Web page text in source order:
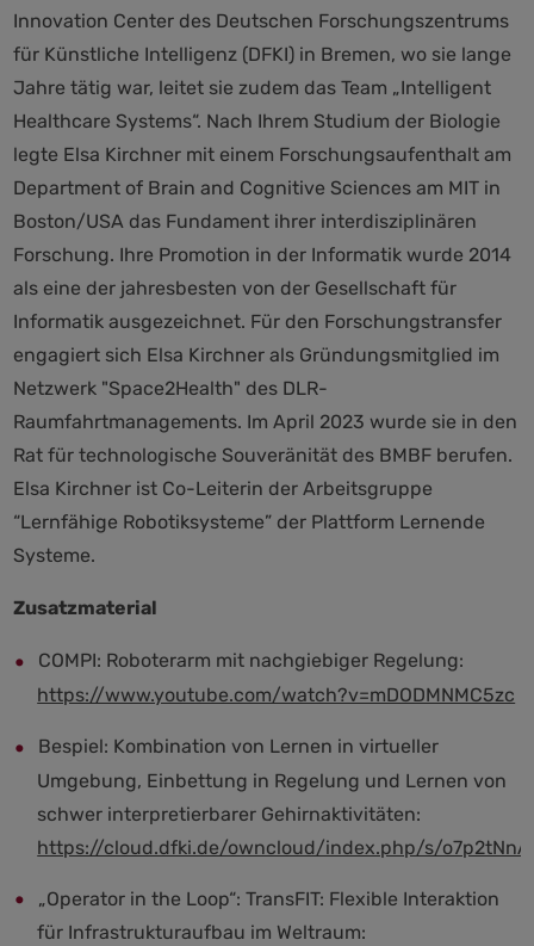
Innovation Center des Deutschen Forschungszentrums
für Künstliche Intelligenz (DFKI) in Bremen, wo sie lange
Jahre tätig war, leitet sie zudem das Team „Intelligent
Healthcare Systems“. Nach Ihrem Studium der Biologie
legte Elsa Kirchner mit einem Forschungsaufenthalt am
Department of Brain and Cognitive Sciences am MIT in
Boston/USA das Fundament ihrer interdisziplinären
Forschung. Ihre Promotion in der Informatik wurde 2014
als eine der jahresbesten von der Gesellschaft für
Informatik ausgezeichnet. Für den Forschungstransfer
engagiert sich Elsa Kirchner als Gründungsmitglied im
Netzwerk "Space2Health" des DLR-
Raumfahrtmanagements. Im April 2023 wurde sie in den
Rat für technologische Souveränität des BMBF berufen.
Elsa Kirchner ist Co-Leiterin der Arbeitsgruppe
“Lernfähige Robotiksysteme” der Plattform Lernende
Systeme.
Zusatzmaterial
COMPI: Roboterarm mit nachgiebiger Regelung:
https://www.youtube.com/watch?v=mDODMNMC5zc
Bespiel: Kombination von Lernen in virtueller
Umgebung, Einbettung in Regelung und Lernen von
schwer interpretierbarer Gehirnaktivitäten:
https://cloud.dfki.de/owncloud/index.php/s/
„Operator in the Loop“: TransFIT: Flexible Interaktion
für Infrastrukturaufbau im Weltraum: